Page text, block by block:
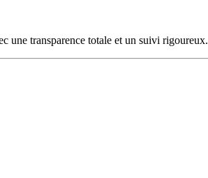
une transparence totale et un suivi rigoureux.